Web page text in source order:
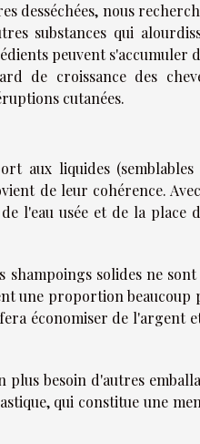
desséchées, nous
substances qui
peuvent s'accumuler
de croissance des
cutanées.
aux liquides (semblables
de leur cohérence.
l'eau usée et de la place
shampoings solides ne sont
une proportion beaucoup
économiser de l'argent
plus besoin d'autres
qui constitue une